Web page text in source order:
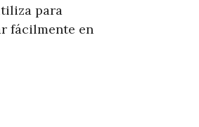
para
fácilmente en